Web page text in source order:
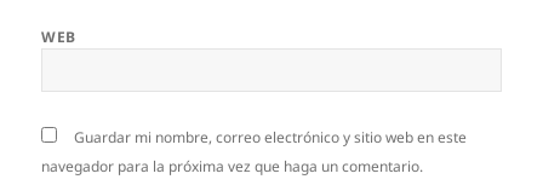
WEB
Guardar mi nombre, correo electrónico y sitio web en este
navegador para la próxima vez que haga un comentario.